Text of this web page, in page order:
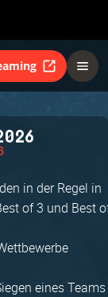
in der Regel in
of 3 und Best
eines Teams